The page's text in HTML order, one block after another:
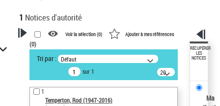
1 Notices d'autorité
VOTRE RECHERCHE
Recherche avancée dans les
notices d’autorité
Œuvres liées à l'auteur :
Temperton, Rod (1947-2016)
Voir la sélection (0) Ajouter à mes références
(0)
Tri par : Défaut
sur 1
20
résultats/page
1
Temperton, Rod (1947-2016)
RÉCUPÉRER
LES
NOTICES
Ma